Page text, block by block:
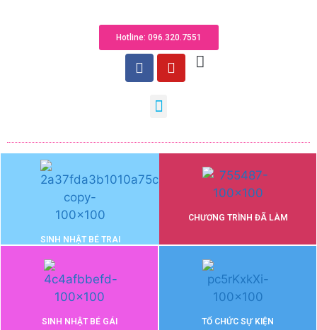
Hotline: 096.320.755​1
SINH NHẬT BÉ TRAI
CHƯƠNG TRÌNH ĐÃ LÀM
SINH NHẬT BÉ GÁI TỔ CHỨC SỰ KIỆN